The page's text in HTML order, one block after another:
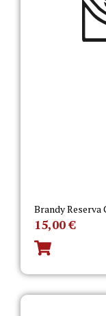
Brandy Reserva
15,00€